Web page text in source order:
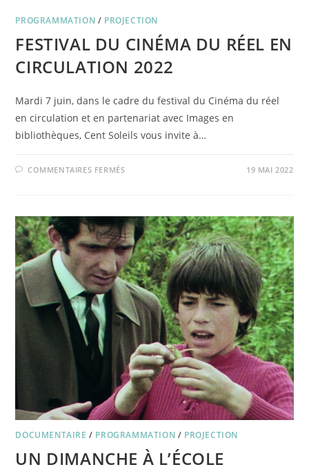
PROGRAMMATION / PROJECTION
FESTIVAL DU CINÉMA DU RÉEL EN
CIRCULATION 2022
Mardi 7 juin, dans le cadre du festival du Cinéma du réel
en circulation et en partenariat avec Images en
bibliothèques, Cent Soleils vous invite à…
COMMENTAIRES FERMÉSSUR
RÉEL
EN
CIRCULATION
2022
19 MAI 2022
DOCUMENTAIRE / PROGRAMMATION / PROJECTION
UN DIMANCHE À L’ÉCOLE